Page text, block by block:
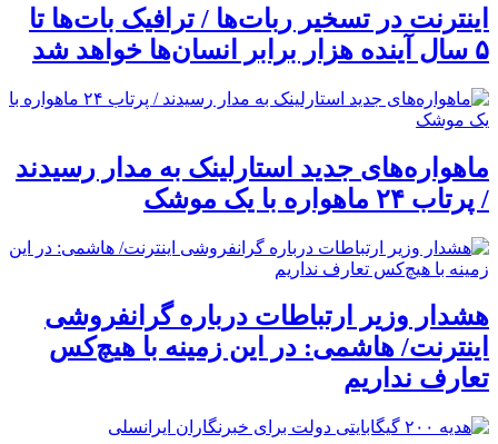
اینترنت در تسخیر ربات‌ها / ترافیک بات‌ها تا
۵ سال آینده هزار برابر انسان‌ها خواهد شد
ماهواره‌های جدید استارلینک به مدار رسیدند
/ پرتاب ۲۴ ماهواره با یک موشک
هشدار وزیر ارتباطات درباره گرانفروشی
اینترنت/ هاشمی: در این زمینه با هیچ‌کس
تعارف نداریم